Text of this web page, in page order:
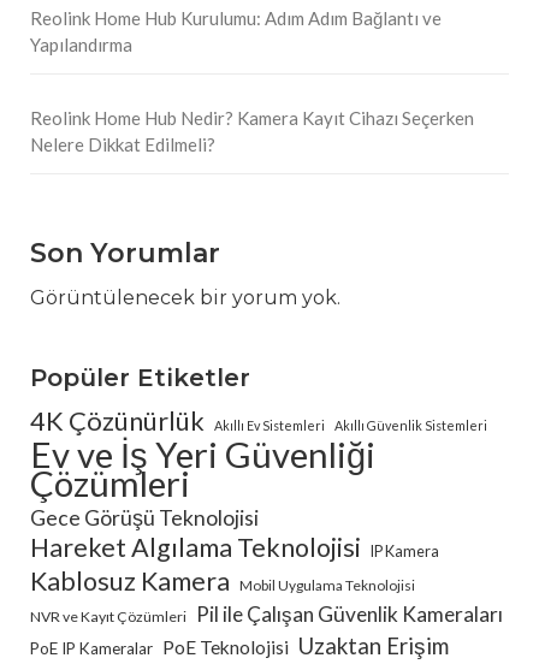
Reolink Home Hub Kurulumu: Adım Adım Bağlantı ve
Yapılandırma
Reolink Home Hub Nedir? Kamera Kayıt Cihazı Seçerken
Nelere Dikkat Edilmeli?
Son Yorumlar
Görüntülenecek bir yorum yok.
Popüler Etiketler
4K Çözünürlük Akıllı Ev Sistemleri Akıllı Güvenlik Sistemleri
Ev ve İş Yeri Güvenliği
Çözümleri
Gece Görüşü Teknolojisi
Hareket Algılama Teknolojisi IP Kamera
Kablosuz Kamera Mobil Uygulama Teknolojisi
NVR ve Kayıt Çözümleri
Pil ile Çalışan Güvenlik Kameraları
PoE IP Kameralar PoE Teknolojisi Uzaktan Erişim